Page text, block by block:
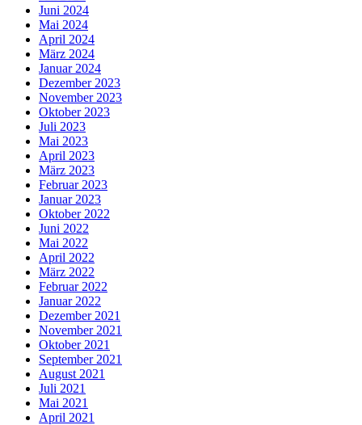
Juni 2024
Mai 2024
April 2024
März 2024
Januar 2024
Dezember 2023
November 2023
Oktober 2023
Juli 2023
Mai 2023
April 2023
März 2023
Februar 2023
Januar 2023
Oktober 2022
Juni 2022
Mai 2022
April 2022
März 2022
Februar 2022
Januar 2022
Dezember 2021
November 2021
Oktober 2021
September 2021
August 2021
Juli 2021
Mai 2021
April 2021